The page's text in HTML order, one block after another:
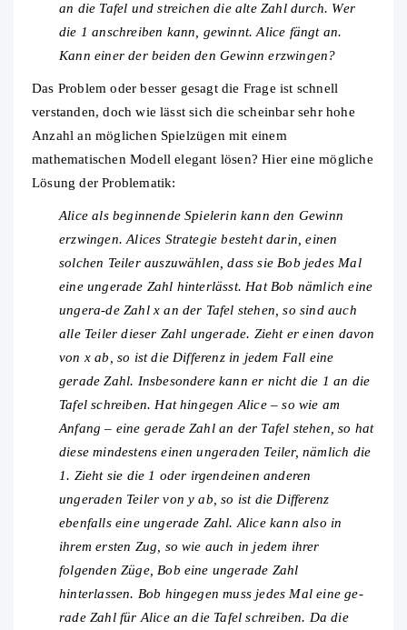
an die Tafel und streichen die alte Zahl durch. Wer
die 1 anschreiben kann, gewinnt. Alice fängt an.
Kann einer der beiden den Gewinn erzwingen?
Das Problem oder besser gesagt die Frage ist schnell
verstanden, doch wie lässt sich die scheinbar sehr hohe
Anzahl an möglichen Spielzügen mit einem
mathematischen Modell elegant lösen? Hier eine mögliche
Lösung der Problematik:
Alice als beginnende Spielerin kann den Gewinn
erzwingen. Alices Strategie besteht darin, einen
solchen Teiler auszuwählen, dass sie Bob jedes Mal
eine ungerade Zahl hinterlässt. Hat Bob nämlich eine
ungera-de Zahl x an der Tafel stehen, so sind auch
alle Teiler dieser Zahl ungerade. Zieht er einen davon
von x ab, so ist die Differenz in jedem Fall eine
gerade Zahl. Insbesondere kann er nicht die 1 an die
Tafel schreiben. Hat hingegen Alice – so wie am
Anfang – eine gerade Zahl an der Tafel stehen, so hat
diese mindestens einen ungeraden Teiler, nämlich die
1. Zieht sie die 1 oder irgendeinen anderen
ungeraden Teiler von y ab, so ist die Differenz
ebenfalls eine ungerade Zahl. Alice kann also in
ihrem ersten Zug, so wie auch in jedem ihrer
folgenden Züge, Bob eine ungerade Zahl
hinterlassen. Bob hingegen muss jedes Mal eine ge-
rade Zahl für Alice an die Tafel schreiben. Da die